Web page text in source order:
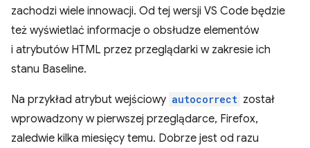
zachodzi wiele innowacji. Od tej wersji VS Code będzie
też wyświetlać informacje o obsłudze elementów
i atrybutów HTML przez przeglądarki w zakresie ich
stanu Baseline.
Na przykład atrybut wejściowy autocorrect został
wprowadzony w pierwszej przeglądarce, Firefox,
zaledwie kilka miesięcy temu. Dobrze jest od razu